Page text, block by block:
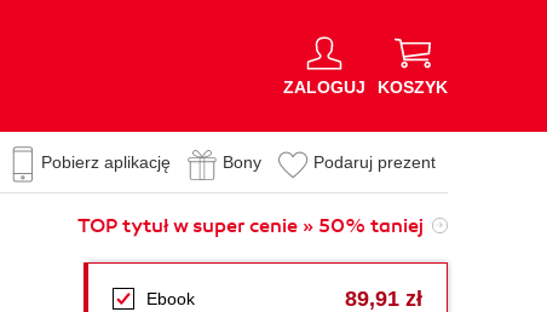
ZALOGUJ KOSZYK
Pobierz aplikację Bony Podaruj prezent
TOP tytuł w super cenie » 50% taniej
Ebook 89,91 zł